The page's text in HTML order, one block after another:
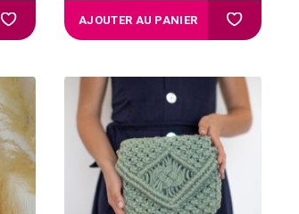
Ajouter à la liste d'achats
AJOUTER AU PANIER Ajouter à